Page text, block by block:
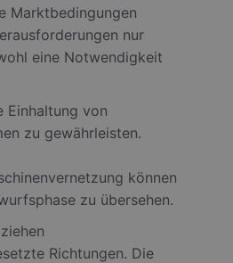
Marktbedingungen
nur
eine Notwendigkeit
Einhaltung von
zu gewährleisten.
können
zu übersehen.
Richtungen. Die